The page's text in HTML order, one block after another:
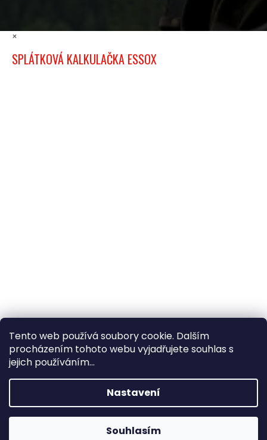
Tento web používá soubory cookie. Dalším
procházením tohoto webu vyjadřujete souhlas s
jejich používáním...
Nastavení
Souhlasím
×
SPLÁTKOVÁ KALKULAČKA ESSOX
×
Hledáte nejvýhodnější cenu? Získáte jí
pomocíregistrace